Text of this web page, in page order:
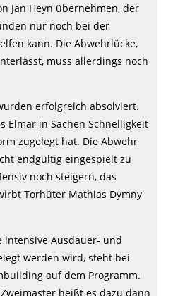
Jan Heyn übernehmen, der
nur noch bei der
kann. Die Abwehrlücke,
muss allerdings noch
erfolgreich absolviert.
Elmar in Sachen Schnelligkeit
zugelegt hat. Die Abwehr
endgültig eingespielt zu
noch steigern, das
Torhüter Mathias Dymny
intensive Ausdauer- und
werden wird, steht bei
auf dem Programm.
heißt es dazu dann